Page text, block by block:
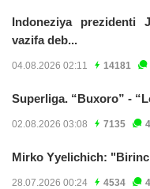
Indoneziya prezidenti
vazifa deb...
04.08.2026 02:11 14181
Superliga. “Buxoro” -
02.08.2026 03:08 7135
Mirko Yyelichich:
28.07.2026 00:24 4534